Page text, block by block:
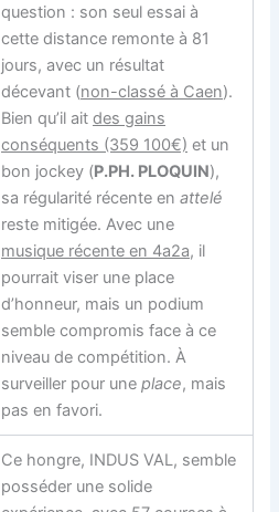
question : son seul essai à
cette distance remonte à 81
jours, avec un résultat
décevant (non-classé à Caen).
Bien qu’il aitdes gains
conséquents (359 100€) et un
bon jockey (P.PH. PLOQUIN),
sa régularité récente enattelé
reste mitigée. Avec une
musique récente en 4a2a, il
pourrait viser une place
d’honneur, mais un podium
semble compromis face à ce
niveau de compétition. À
surveiller pour uneplace, mais
pas en favori.
Ce hongre, INDUS VAL, semble
posséder une solide